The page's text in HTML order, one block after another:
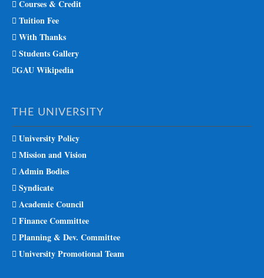
Courses & Credit
Tuition Fee
With Thanks
Students Gallery
GAU Wikipedia
THE UNIVERSITY
University Policy
Mission and Vision
Admin Bodies
Syndicate
Academic Council
Finance Committee
Planning & Dev. Committee
University Promotional Team